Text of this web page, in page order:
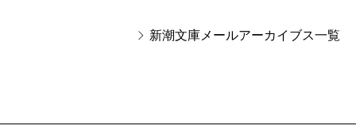
新潮文庫メールアーカイブス一覧